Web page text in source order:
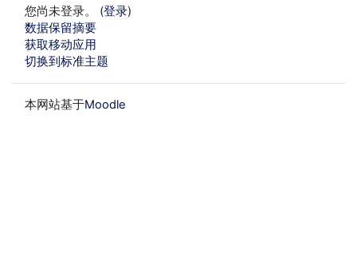
您尚未登录。 (登录)
‎数据保留摘要‎
获取移动应用
切换到标准主题
本网站基于Moodle